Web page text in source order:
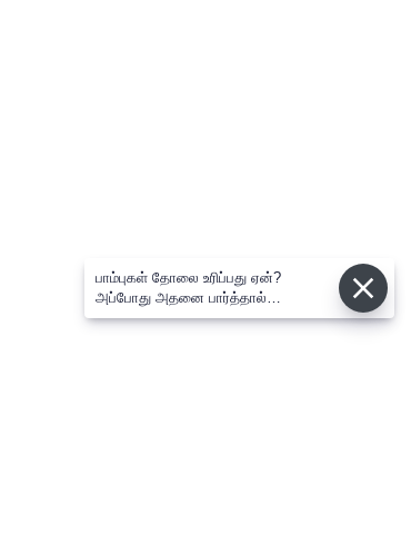
பாம்புகள் தோலை உரிப்பது ஏன்?
அப்போது அதனை பார்த்தால்
பழிவாங்குமா?